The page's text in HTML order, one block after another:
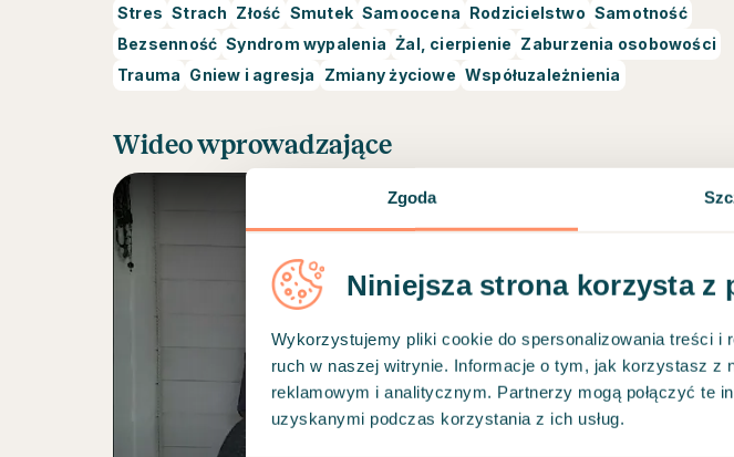
Zgoda
Niniejsza strona korzysta z
Wykorzystujemy pliki cookie do spersonalizowania treści i
ruch w naszej witrynie. Informacje o tym, jak korzystasz z
reklamowym i analitycznym. Partnerzy mogą połączyć te
uzyskanymi podczas korzystania z ich usług.
Stres Strach Złość Smutek Samoocena Rodzicielstwo Samotność
Bezsenność Syndrom wypalenia Żal, cierpienie Zaburzenia osobowości
Trauma Gniew i agresja Zmiany życiowe Współuzależnienia
Wideo wprowadzające
Play